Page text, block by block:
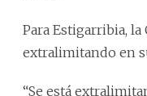
Para Estigarribia,
extralimitando en
“Se está